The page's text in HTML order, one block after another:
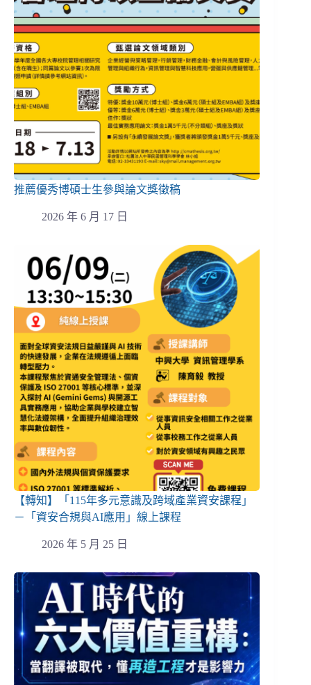
推薦優秀博碩士生參與論文獎徵稿
2026 年 6 月 17 日
【轉知】「115年多元意識及跨域產業資安課程」
－「資安合規與AI應用」線上課程
2026 年 5 月 25 日